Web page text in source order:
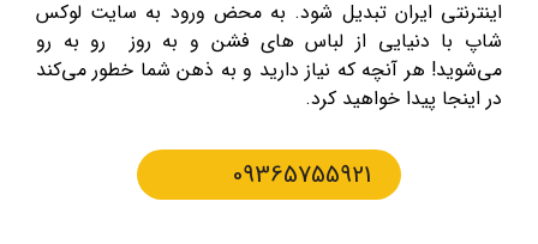
اینترنتی ایران تبدیل شود. به محض ورود به سایت لوکس
شاپ با دنیایی از لباس های فشن و به روز رو به رو
می‌شوید! هر آنچه که نیاز دارید و به ذهن شما خطور می‌کند
در اینجا پیدا خواهید کرد.
09365755921